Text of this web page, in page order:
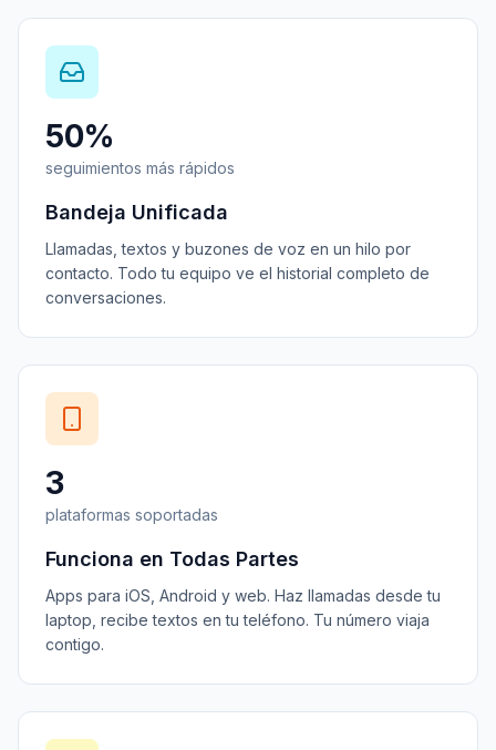
50%
seguimientos más rápidos
Bandeja Unificada
Llamadas, textos y buzones de voz en un hilo por
contacto. Todo tu equipo ve el historial completo de
conversaciones.
3
plataformas soportadas
Funciona en Todas Partes
Apps para iOS, Android y web. Haz llamadas desde tu
laptop, recibe textos en tu teléfono. Tu número viaja
contigo.